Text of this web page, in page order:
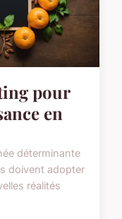
pour
en
déterminante
doivent adopter
réalités